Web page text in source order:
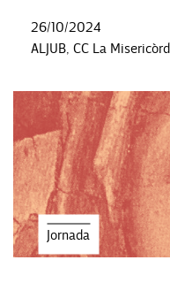
26/10/2024
ALJUB, CC La
Jornada